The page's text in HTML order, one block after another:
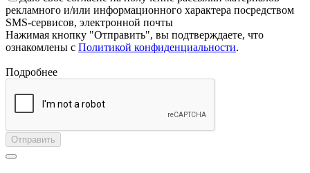
рекламного и/или информационного характера посредством
SMS-сервисов, электронной почты
Нажимая кнопку "Отправить", вы подтверждаете, что
ознакомлены с Политикой конфиденциальности.
Подробнее
Отправить